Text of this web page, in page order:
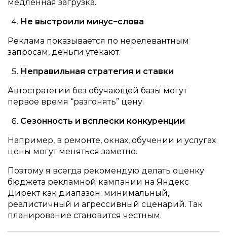
медленная загрузка.
Не выстроили минус−слова
Реклама показывается по нерелевантным
запросам, деньги утекают.
Неправильная стратегия и ставки
Автостратегии без обучающей базы могут
первое время “разгонять” цену.
Сезонность и всплески конкуренции
Например, в ремонте, окнах, обучении и услугах
цены могут меняться заметно.
Поэтому я всегда рекомендую делать оценку
бюджета рекламной кампании на Яндекс
Директ как диапазон: минимальный,
реалистичный и агрессивный сценарий. Так
планирование становится честным.